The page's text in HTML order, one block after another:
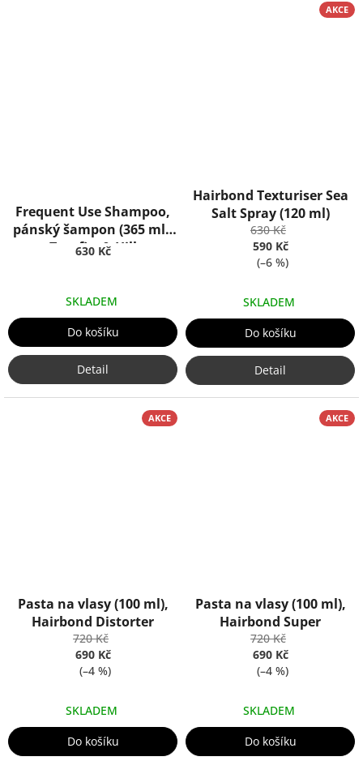
Frequent Use Shampoo,
pánský šampon (365 ml),
Truefitt & Hill
630 Kč
SKLADEM
Do košíku
Detail
AKCE
Hairbond Texturiser Sea
Salt Spray (120 ml)
630 Kč
590 Kč
(–6 %)
SKLADEM
Do košíku
Detail
AKCE
Pasta na vlasy (100 ml),
Hairbond Distorter
720 Kč
690 Kč
(–4 %)
SKLADEM
Do košíku
AKCE
Pasta na vlasy (100 ml),
Hairbond Super
720 Kč
690 Kč
(–4 %)
SKLADEM
Do košíku